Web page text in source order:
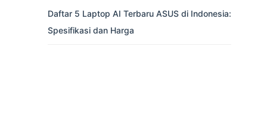
Daftar 5 Laptop AI Terbaru ASUS di Indonesia:
Spesifikasi dan Harga